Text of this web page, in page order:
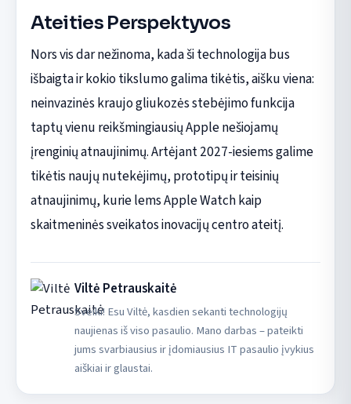
Ateities Perspektyvos
Nors vis dar nežinoma, kada ši technologija bus
išbaigta ir kokio tikslumo galima tikėtis, aišku viena:
neinvazinės kraujo gliukozės stebėjimo funkcija
taptų vienu reikšmingiausių Apple nešiojamų
įrenginių atnaujinimų. Artėjant 2027-iesiems galime
tikėtis naujų nutekėjimų, prototipų ir teisinių
atnaujinimų, kurie lems Apple Watch kaip
skaitmeninės sveikatos inovacijų centro ateitį.
Viltė Petrauskaitė
Sveiki! Esu Viltė, kasdien sekanti technologijų
naujienas iš viso pasaulio. Mano darbas – pateikti
jums svarbiausius ir įdomiausius IT pasaulio įvykius
aiškiai ir glaustai.